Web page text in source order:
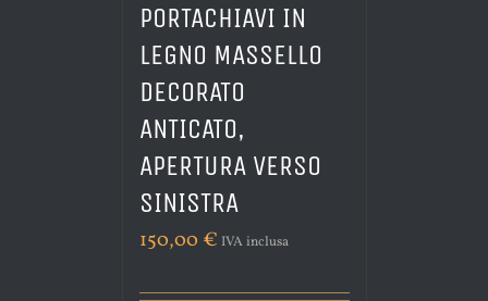
PORTACHIAVI IN
LEGNO MASSELLO
DECORATO
ANTICATO,
APERTURA VERSO
SINISTRA
150,00 € IVA inclusa